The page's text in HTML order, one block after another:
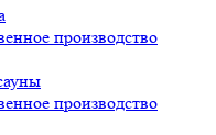
производство
производство